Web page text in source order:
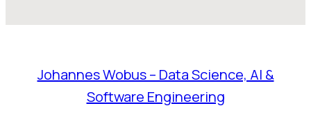
Johannes Wobus – Data Science, AI &
Software Engineering